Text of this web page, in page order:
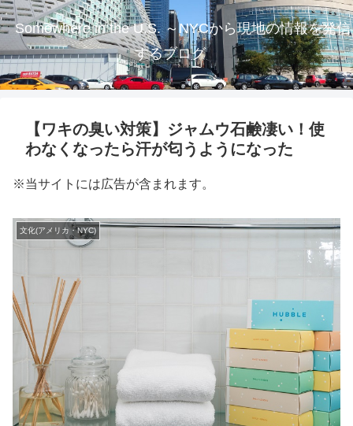
Somewhere in the U.S. ～NYCから現地の情報を発信
するブログ
【ワキの臭い対策】ジャムウ石鹸凄い！使
わなくなったら汗が匂うようになった
※当サイトには広告が含まれます。
文化(アメリカ・NYC)